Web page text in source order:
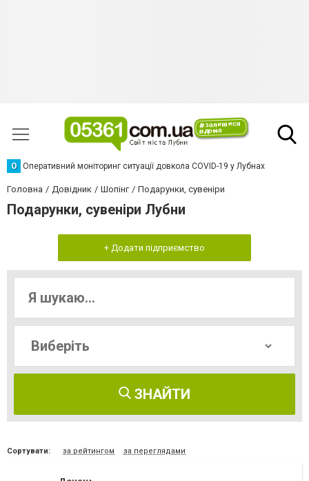
О Оперативний моніторинг ситуації довкола COVID-19 у Лубнах
Головна Довідник Шопінг Подарунки, сувеніри
Подарунки, сувеніри Лубни
+ Додати підприємство
ЗНАЙТИ
Сортувати: за рейтингом за переглядами